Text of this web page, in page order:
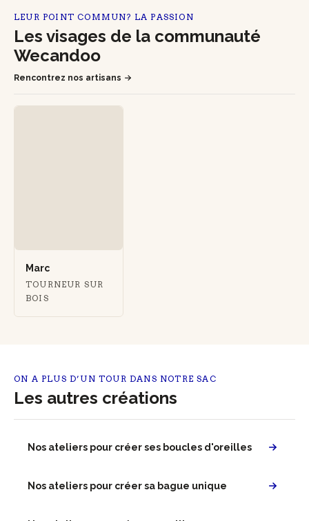
LEUR POINT COMMUN? LA PASSION
Les visages de la communauté
Wecandoo
Rencontrez nos artisans
Marc
TOURNEUR SUR
BOIS
ON A PLUS D’UN TOUR DANS NOTRE SAC
Les autres créations
Nos ateliers pour créer ses boucles d'oreilles
Nos ateliers pour créer sa bague unique